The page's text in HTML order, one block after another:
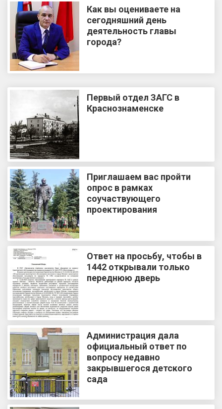
Как вы оцениваете на
сегодняшний день
деятельность главы
города?
Первый отдел ЗАГС в
Краснознаменске
Приглашаем вас пройти
опрос в рамках
соучаствующего
проектирования
Ответ на просьбу, чтобы в
1442 открывали только
переднюю дверь
Администрация дала
официальный ответ по
вопросу недавно
закрывшегося детского
сада